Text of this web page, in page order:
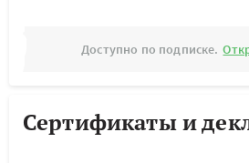
Доступно по подписке.
Сертификаты и